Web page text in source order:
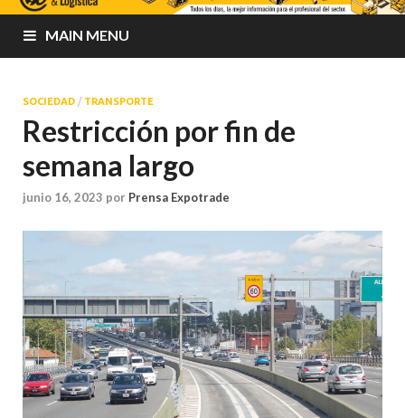
MAIN MENU
SOCIEDAD / TRANSPORTE
Restricción por fin de
semana largo
junio 16, 2023 por Prensa Expotrade